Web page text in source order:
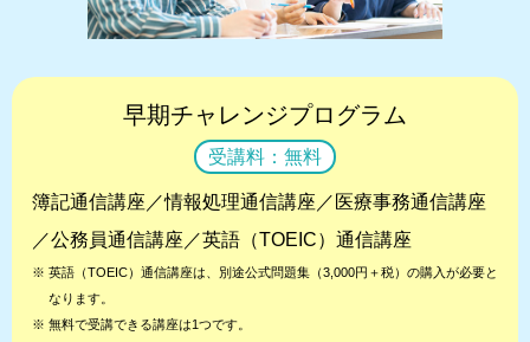
早期チャレンジプログラム
受講料：無料
簿記通信講座／情報処理通信講座／医療事務通信講座
／公務員通信講座／英語（TOEIC）通信講座
※ 英語（TOEIC）通信講座は、別途公式問題集（3,000円＋税）の購入が必要と
なります。
※ 無料で受講できる講座は1つです。